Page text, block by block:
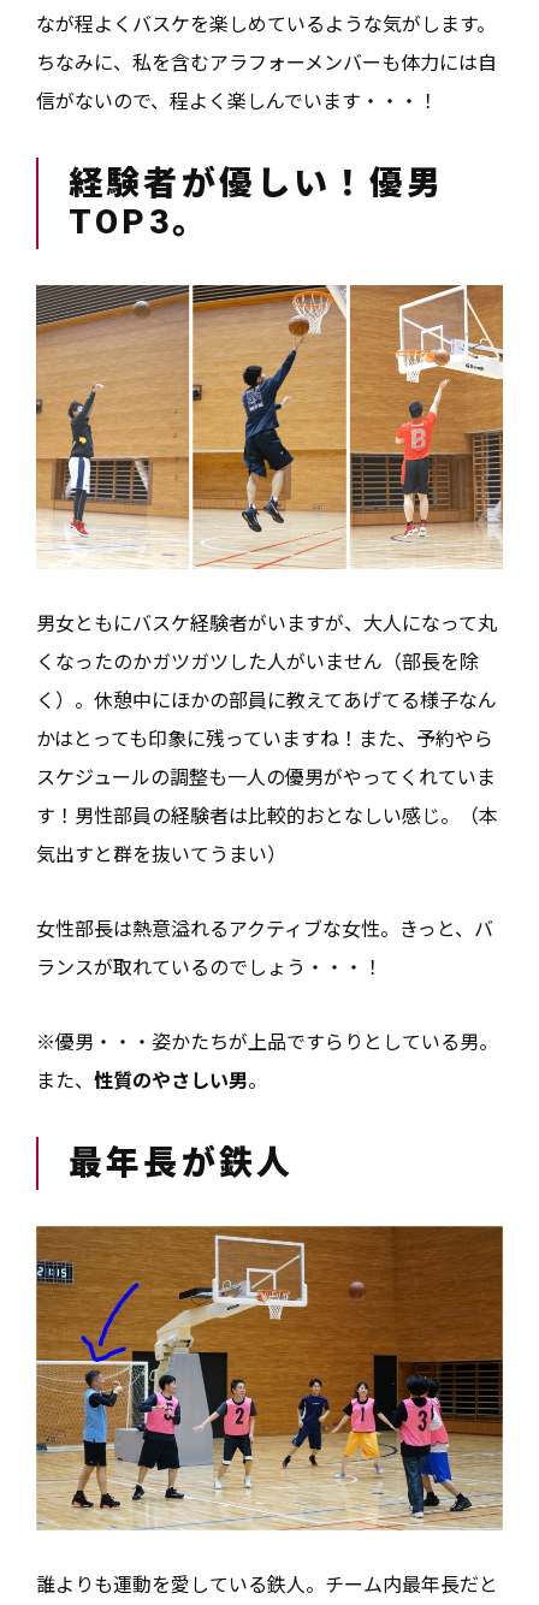
なが程よくバスケを楽しめているような気がします。
ちなみに、私を含むアラフォーメンバーも体力には自
信がないので、程よく楽しんでいます・・・！
経験者が優しい！優男
TOP3。
男女ともにバスケ経験者がいますが、大人になって丸
くなったのかガツガツした人がいません（部長を除
く）。休憩中にほかの部員に教えてあげてる様子なん
かはとっても印象に残っていますね！また、予約やら
スケジュールの調整も一人の優男がやってくれていま
す！男性部員の経験者は比較的おとなしい感じ。（本
気出すと群を抜いてうまい）
女性部長は熱意溢れるアクティブな女性。きっと、バ
ランスが取れているのでしょう・・・！
※優男・・・姿かたちが上品ですらりとしている男。
また、 性質のやさしい男。
最年長が鉄人
誰よりも運動を愛している鉄人。チーム内最年長だと